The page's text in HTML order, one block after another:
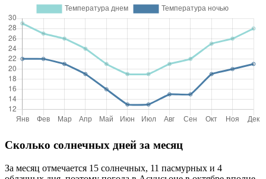
Сколько солнечных дней за месяц
За месяц отмечается 15 солнечных, 11 пасмурных и 4